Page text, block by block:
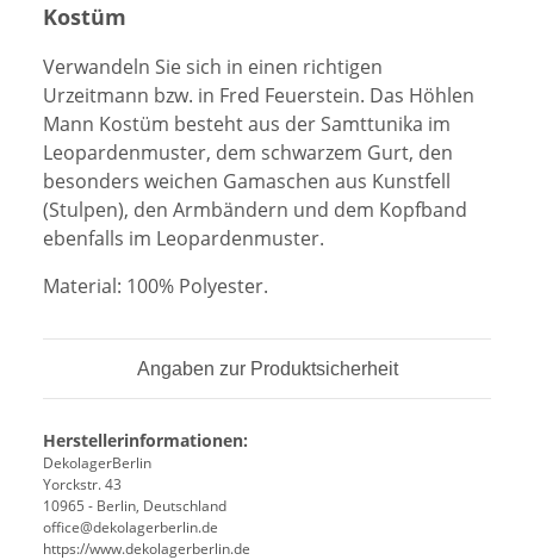
Kostüm
Verwandeln Sie sich in einen richtigen
Urzeitmann bzw. in Fred Feuerstein. Das Höhlen
Mann Kostüm besteht aus der Samttunika im
Leopardenmuster, dem schwarzem Gurt, den
besonders weichen Gamaschen aus Kunstfell
(Stulpen), den Armbändern und dem Kopfband
ebenfalls im Leopardenmuster.
Material: 100% Polyester.
Angaben zur Produktsicherheit
Herstellerinformationen:
DekolagerBerlin
Yorckstr. 43
10965 - Berlin, Deutschland
office@dekolagerberlin.de
https://www.dekolagerberlin.de